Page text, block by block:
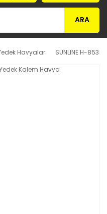
ARA
Havyalar SUNLINE H-